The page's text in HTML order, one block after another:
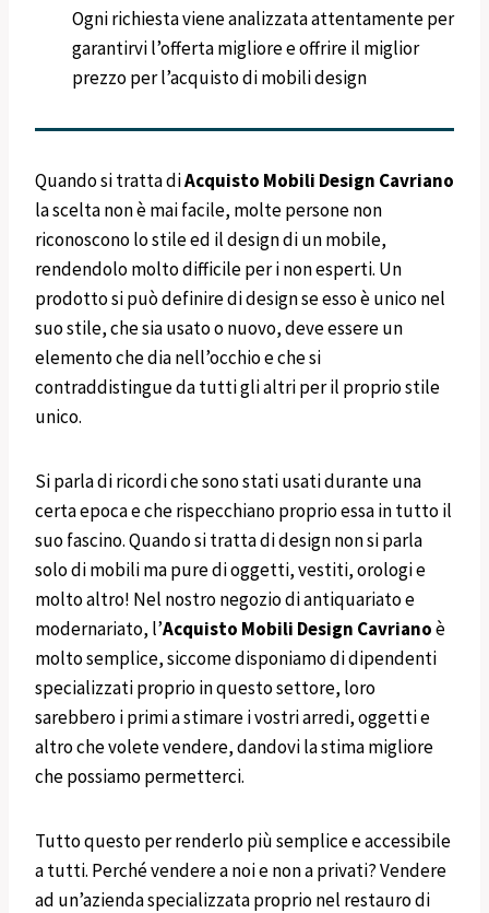
Ogni richiesta viene analizzata attentamente per
garantirvi l’offerta migliore e offrire il miglior
prezzo per l’acquisto di mobili design
Quando si tratta diAcquisto Mobili Design Cavriano
la scelta non è mai facile, molte persone non
riconoscono lo stile ed il design di un mobile,
rendendolo molto difficile per i non esperti. Un
prodotto si può definire di design se esso è unico nel
suo stile, che sia usato o nuovo, deve essere un
elemento che dia nell’occhio e che si
contraddistingue da tutti gli altri per il proprio stile
unico.
Si parla di ricordi che sono stati usati durante una
certa epoca e che rispecchiano proprio essa in tutto il
suo fascino. Quando si tratta di design non si parla
solo di mobili ma pure di oggetti, vestiti, orologi e
molto altro! Nel nostro negozio di antiquariato e
modernariato, l’Acquisto Mobili Design Cavrianoè
molto semplice, siccome disponiamo di dipendenti
specializzati proprio in questo settore, loro
sarebbero i primi a stimare i vostri arredi, oggetti e
altro che volete vendere, dandovi la stima migliore
che possiamo permetterci.
Tutto questo per renderlo più semplice e accessibile
a tutti. Perché vendere a noi e non a privati? Vendere
ad un’azienda specializzata proprio nel restauro di